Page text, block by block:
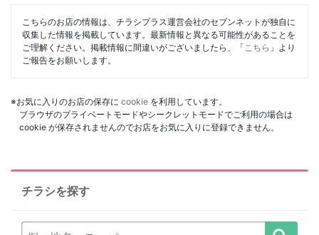
こちらのお店の情報は、チラシプラス運営会社のセブンネットが独自に
収集した情報を掲載しています。最新情報と異なる可能性があることを
ご理解ください。掲載情報に間違いがございましたら、「 こちら 」より
ご報告をお願いします。
※お気に入りのお店の保存に cookie を利用しています。
ブラウザのプライベートモードやシークレットモードでご利用の場合は
cookie が保存されませんのでお店をお気に入りに登録できません。
チラシを探す